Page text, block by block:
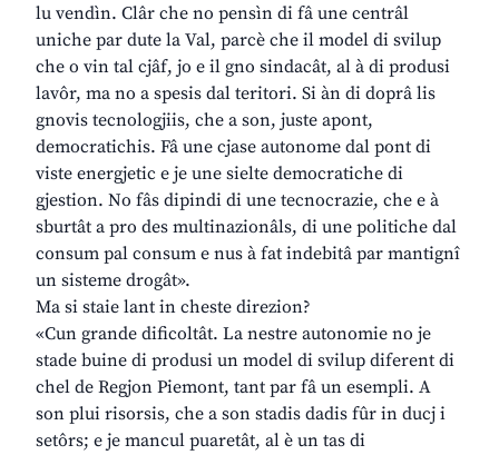
lu vendìn. Clâr che no pensìn di fâ une centrâl
uniche par dute la Val, parcè che il model di svilup
che o vin tal cjâf, jo e il gno sindacât, al à di produsi
lavôr, ma no a spesis dal teritori. Si àn di doprâ lis
gnovis tecnologjiis, che a son, juste apont,
democratichis. Fâ une cjase autonome dal pont di
viste energjetic e je une sielte democratiche di
gjestion. No fâs dipindi di une tecnocrazie, che e à
sburtât a pro des multinazionâls, di une politiche dal
consum pal consum e nus à fat indebitâ par mantignî
un sisteme drogât».
Ma si staie lant in cheste direzion?
«Cun grande dificoltât. La nestre autonomie no je
stade buine di produsi un model di svilup diferent di
chel de Regjon Piemont, tant par fâ un esempli. A
son plui risorsis, che a son stadis dadis fûr in ducj i
setôrs; e je mancul puaretât, al è un tas di